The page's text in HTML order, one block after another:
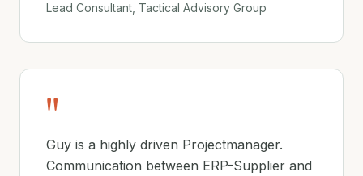
Lead Consultant, Tactical Advisory Group
"
Guy is a highly driven Projectmanager.
Communication between ERP-Supplier and